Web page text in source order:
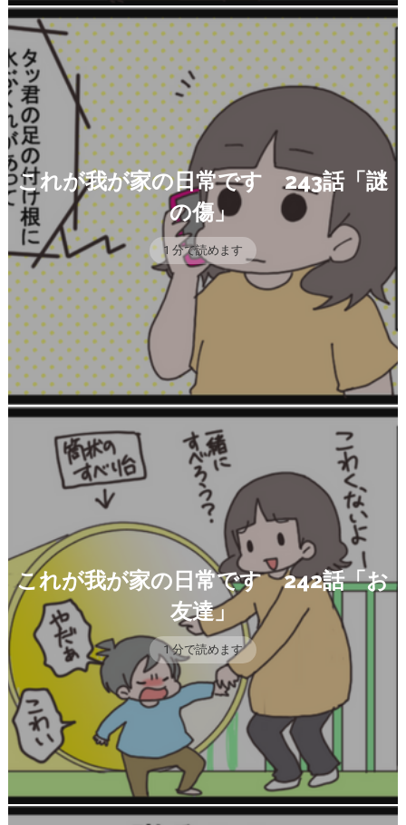
これが我が家の日常です 243話「謎
の傷」
1 分で読めます
これが我が家の日常です 242話「お
友達」
1 分で読めます